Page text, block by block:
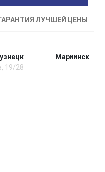
ГАРАНТИЯ ЛУЧШЕЙ ЦЕНЫ
19/28
Мариинск